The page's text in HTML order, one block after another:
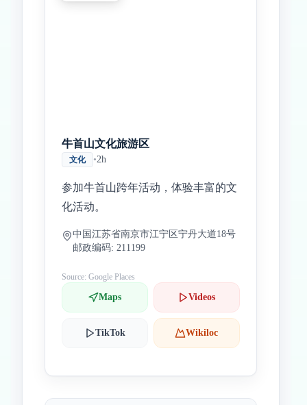
牛首山文化旅游区
文化 •2h
参加牛首山跨年活动，体验丰富的文
化活动。
中国江苏省南京市江宁区宁丹大道18号
邮政编码: 211199
Source: Google Places
Maps Videos
TikTok Wikiloc